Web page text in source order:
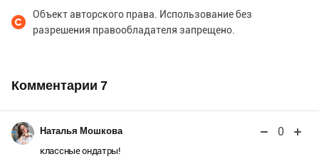
Объект авторского права. Использование без
разрешения правообладателя запрещено.
Комментарии 7
Наталья Мошкова 0
классные ондатры!